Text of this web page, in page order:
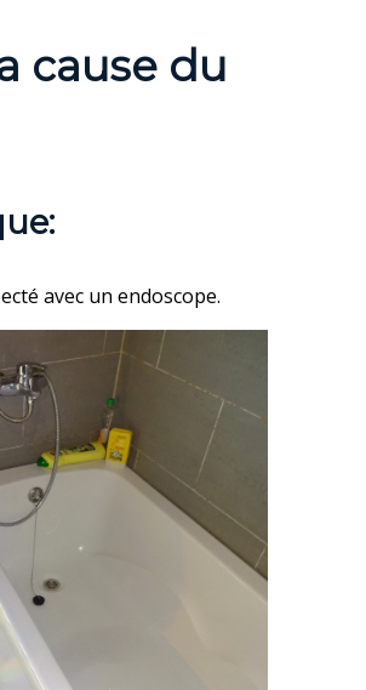
cause du
avec un endoscope.